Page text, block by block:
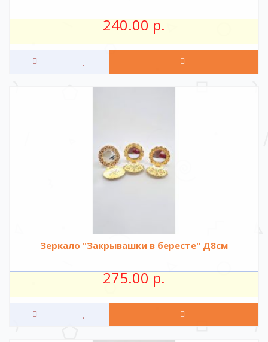
240.00 р.
Зеркало "Закрывашки в бересте" Д8см
275.00 р.